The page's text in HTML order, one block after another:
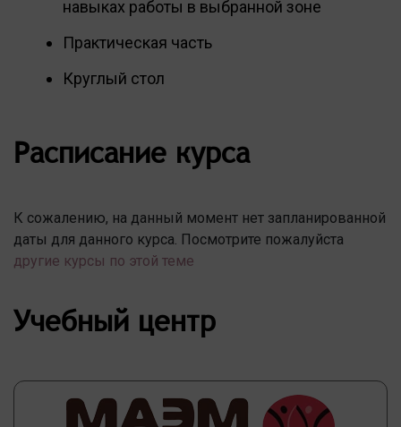
навыках работы в выбранной зоне
Практическая часть
Круглый стол
Расписание курса
К сожалению, на данный момент нет запланированной
даты для данного курса. Посмотрите пожалуйста
другие курсы по этой теме
Учебный центр